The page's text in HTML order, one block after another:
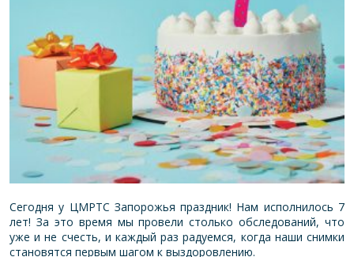
Сегодня у ЦМРТС Запорожья праздник! Нам исполнилось 7
лет! За это время мы провели столько обследований, что
уже и не счесть, и каждый раз радуемся, когда наши снимки
становятся первым шагом к выздоровлению.